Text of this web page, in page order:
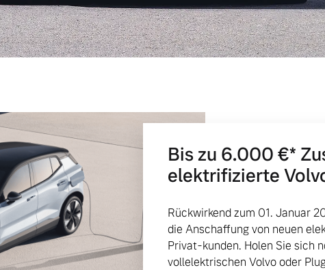
Bis zu 6.000 €⁠*
elektrifizierte
Rückwirkend zum 01. Januar
die Anschaffung von neuen
Privat-kunden. Holen Sie sich
vollelektrischen Volvo oder